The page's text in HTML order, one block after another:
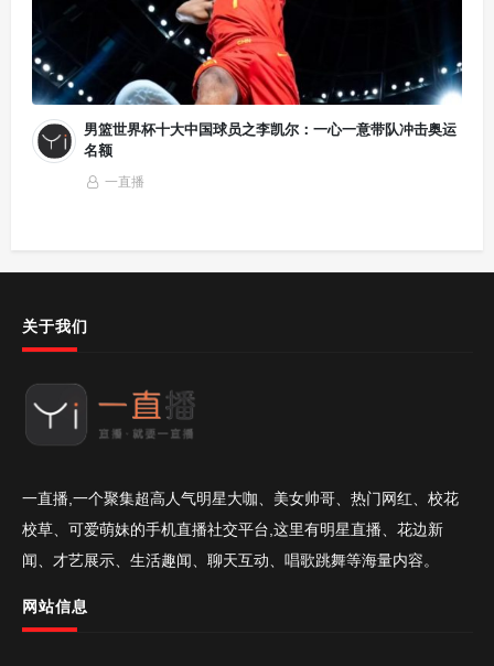
男篮世界杯十大中国球员之李凯尔：一心一意带队冲击奥运
名额
一直播
关于我们
一直播,一个聚集超高人气明星大咖、美女帅哥、热门网红、校花
校草、可爱萌妹的手机直播社交平台,这里有明星直播、花边新
闻、才艺展示、生活趣闻、聊天互动、唱歌跳舞等海量内容。
网站信息